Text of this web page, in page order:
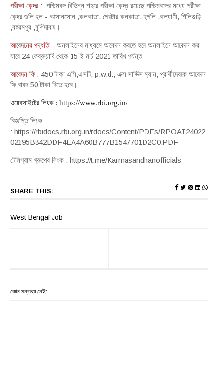
পরীক্ষা কেন্দ্র : পশ্চিমবঙ্গ বিভিন্ন শহরে পরীক্ষা কেন্দ্র রয়েছে পশ্চিমবঙ্গের মধ্যে পরীক্ষা
কেন্দ্র গুলি হল - আসানসোল ,কলকাতা, গ্রেটার কলকাতা, হুগলি ,কল্যাণী, শিলিগুড়ি
,বহরমপুর ,মুর্শিদাবাদ ।
আবেদনের পদ্ধতি: অনলাইনের মাধ্যমে আবেদন করতে হবে অনলাইনে আবেদন করা
যাবে 24 ফেব্রুয়ারি থেকে 15 ই মার্চ 2021 তারিখ পর্যন্ত ।
আবেদন ফি : 450 টাকা এসি,এসটি, p.w.d., এক্স সার্ভিস ম্যান, প্রার্থীদেরকে আবেদন
ফি বাবদ 50 টাকা দিতে হবে ।
ওয়েবসাইটের লিংক : https://www.rbi.org.in/
বিজ্ঞপ্তি লিংক
: https://rbidocs.rbi.org.in/rdocs/Content/PDFs/RPOAT24022
02195B842DDF4EA4A60B777B1547701D2C0.PDF
টেলিগ্রাম গ্রুপের লিংক : https://t.me/Karmasandhanofficials
SHARE THIS:
West Bengal Job
কোন মন্তব্য নেই: